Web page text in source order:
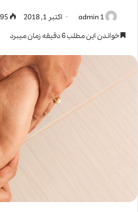
admin 1 اکتبر 1, 2018
خواندن این مطلب 6 دقیقه زمان میبرد